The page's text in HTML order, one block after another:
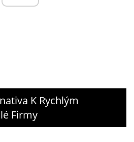
K Rychlým
Firmy